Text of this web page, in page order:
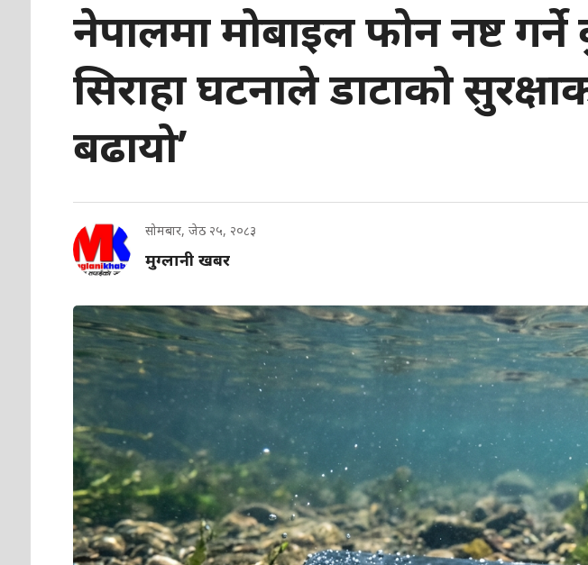
नेपालमा मोबाइल फोन नष्ट
सिराहा घटनाले डाटाको
बढायो’
सोमबार, जेठ २५, २०८३
मुग्लानी खबर